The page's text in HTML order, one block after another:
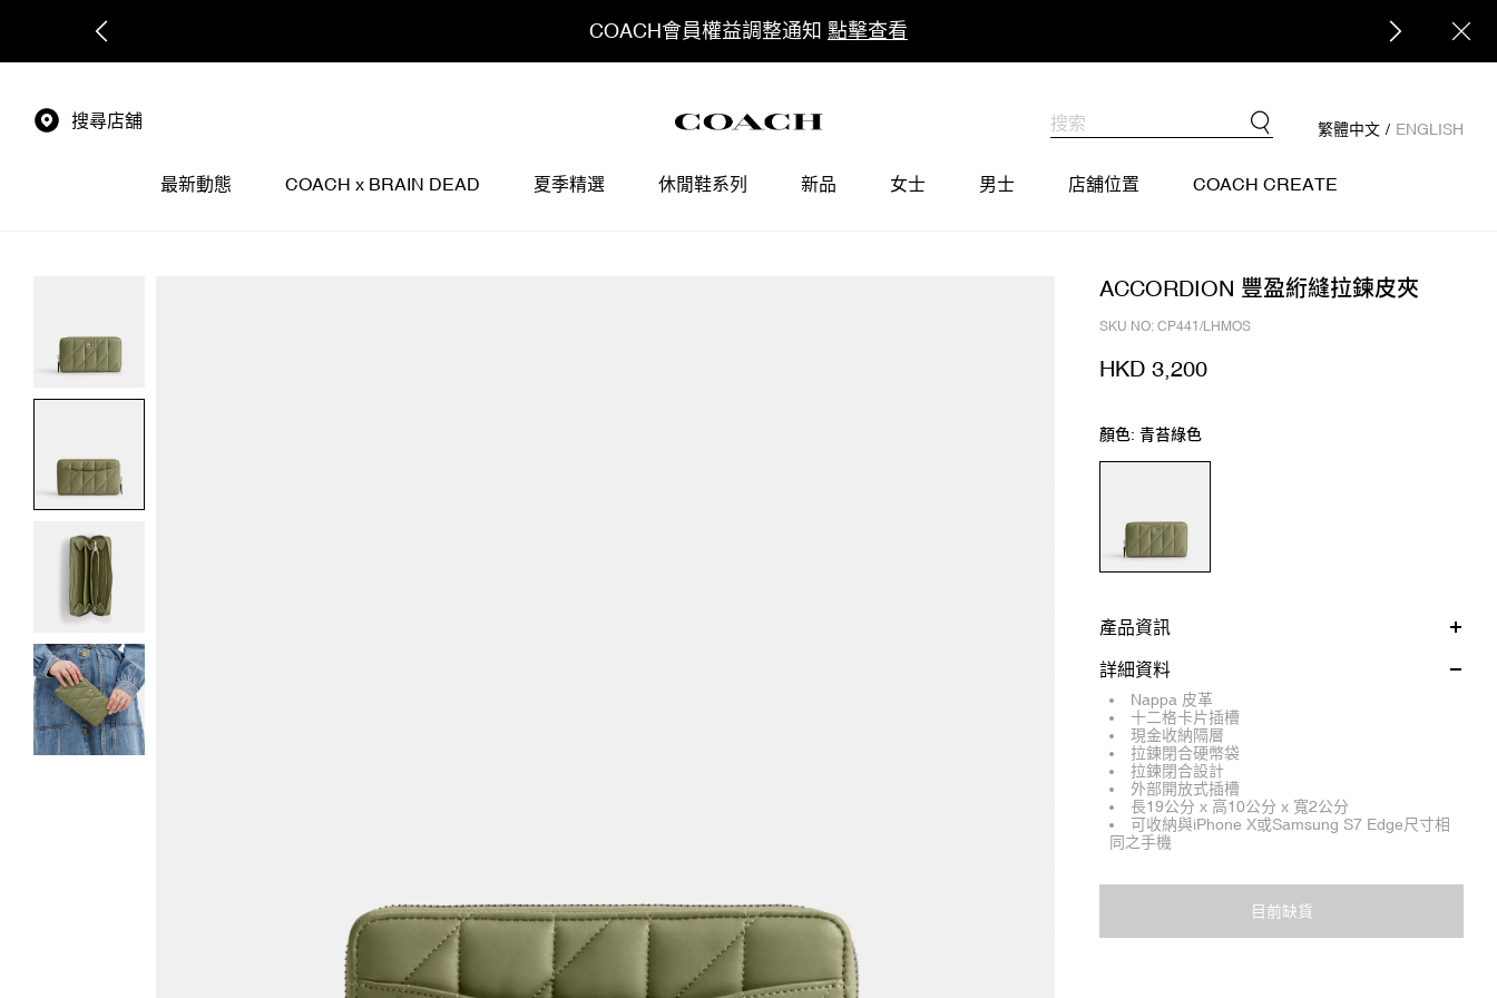
COACH會員權益調整通知 點擊查看
搜尋店舖 繁體中文 / ENGLISH
最新動態 COACH x BRAIN DEAD 夏季精選 休閒鞋系列 新品 女士 男士 店舖位置 COACH CREATE
ACCORDION 豐盈絎縫拉鍊皮夾
SKU NO: CP441/LHMOS
HKD 3,200
顏色: 青苔綠色
產品資訊
詳細資料
Nappa 皮革
十二格卡片插槽
現金收納隔層
拉鍊閉合硬幣袋
拉鍊閉合設計
外部開放式插槽
長19公分 x 高10公分 x 寬2公分
可收納與iPhone X或Samsung S7 Edge尺寸相
同之手機
目前缺貨